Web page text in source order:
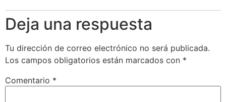
Deja una respuesta
Tu dirección de correo electrónico no será publicada.
Los campos obligatorios están marcados con *
Comentario *